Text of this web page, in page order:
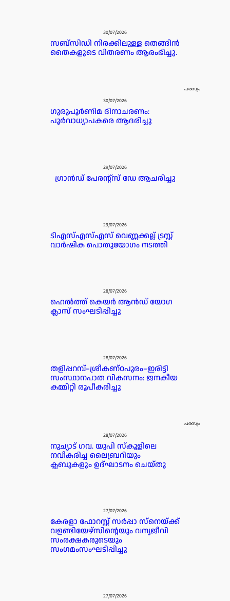
30/07/2026
സബ്സിഡി നിരക്കിലുള്ള തെങ്ങിൻ
തൈകളുടെ വിതരണം ആരംഭിച്ചു.
പരസ്യം
30/07/2026
ഗുരുപൂർണിമ ദിനാചരണം:
പൂർവാധ്യാപകരെ ആദരിച്ചു
29/07/2026
ഗ്രാൻഡ് പേരൻ്റ്സ് ഡേ ആചരിച്ചു
29/07/2026
ടിഎസ്എസ്എസ് വെണ്ണക്കല്ല് ട്രസ്റ്റ്
വാർഷിക പൊതുയോഗം നടത്തി
28/07/2026
ഹെൽത്ത് കെയർ ആൻഡ് യോഗ
ക്ലാസ് സംഘടിപ്പിച്ചു
28/07/2026
തളിപ്പറമ്പ്–ശ്രീകണ്ഠപുരം–ഇരിട്ടി
സംസ്ഥാനപാത വികസനം: ജനകീയ
കമ്മിറ്റി രൂപീകരിച്ചു
പരസ്യം
28/07/2026
നുച്യാട് ഗവ. യുപി സ്കൂളിലെ
നവീകരിച്ച ലൈബ്രറിയും
ക്ലബുകളും ഉദ്ഘാടനം ചെയ്തു
27/07/2026
കേരളാ ഫോറസ്റ്റ് സർപ്പാ സ്‌നെയ്ക്ക്
വളണ്ടിയേഴ്‌സിന്റെയും വന്യജീവി
സംരക്ഷകരുടെയും
സംഗമംസംഘടിപ്പിച്ചു
27/07/2026